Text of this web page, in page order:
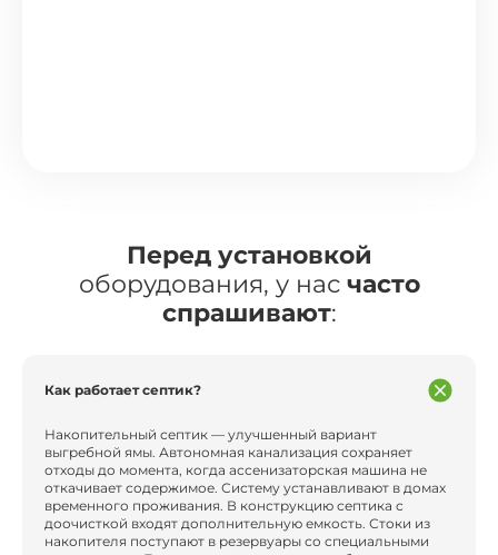
Перед установкой
оборудования, у нас часто
спрашивают:
Как работает септик?
Накопительный септик — улучшенный вариант
выгребной ямы. Автономная канализация сохраняет
отходы до момента, когда ассенизаторская машина не
откачивает содержимое. Систему устанавливают в домах
временного проживания. В конструкцию септика с
доочисткой входят дополнительную емкость. Стоки из
накопителя поступают в резервуары со специальными